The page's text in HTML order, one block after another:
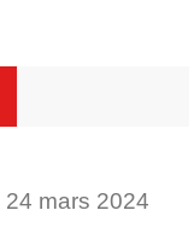
24 mars 2024